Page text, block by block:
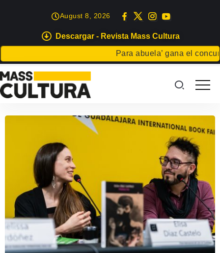
Descargar - Revista Mass Cultura
Para abuela’ gana el
August 8, 2026